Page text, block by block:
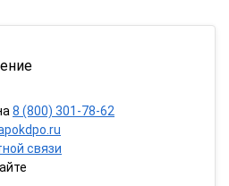
8 (800) 301-78-62
связи